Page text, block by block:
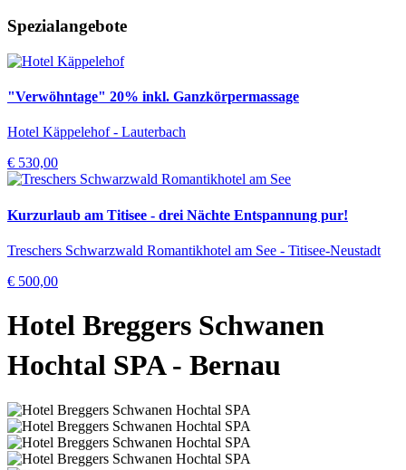
Spezialangebote
"Verwöhntage" 20% inkl. Ganzkörpermassage
Hotel Käppelehof - Lauterbach
€ 530,00
Kurzurlaub am Titisee - drei Nächte Entspannung pur!
Treschers Schwarzwald Romantikhotel am See - Titisee-Neustadt
€ 500,00
Hotel Breggers Schwanen
Hochtal SPA- Bernau